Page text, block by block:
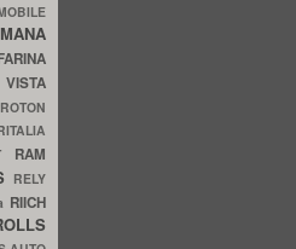
RAM
RELY
RIICH